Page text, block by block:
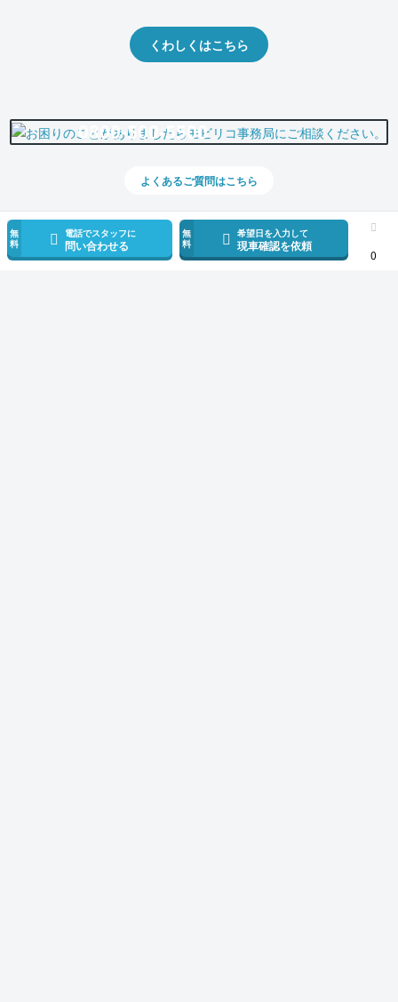
無
料
電話でスタッフに
問い合わせる
無
料
希望日を入力して
現車確認を依頼
0
くわしくはこちら
0800-500-5500
よくあるご質問はこちら